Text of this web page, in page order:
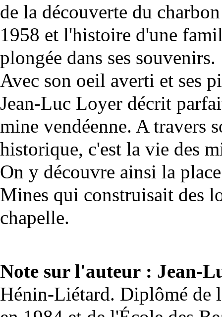
de la découverte du
1958 et l'histoire d'une
plongée dans ses souvenirs.
Avec son oeil averti et ses
Jean-Luc Loyer décrit
mine vendéenne. A travers
historique, c'est la vie des
On y découvre ainsi la
Mines qui construisait des
chapelle.
Note sur l'auteur : Jean-
Hénin-Liétard. Diplômé de